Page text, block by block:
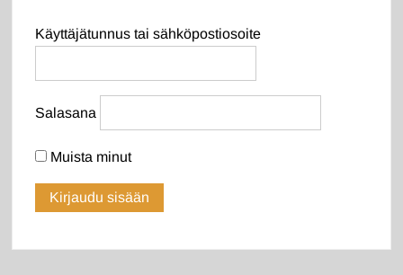
Käyttäjätunnus tai sähköpostiosoite
Salasana
Muista minut